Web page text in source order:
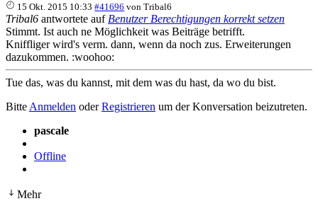
15 Okt. 2015 10:33 #41696 vonTribal6
Tribal6 antwortete auf Benutzer Berechtigungen korrekt setzen
Stimmt. Ist auch ne Möglichkeit was Beiträge betrifft.
Kniffliger wird's verm. dann, wenn da noch zus. Erweiterungen
dazukommen. :woohoo:
Tue das, was du kannst, mit dem was du hast, da wo du bist.
Bitte Anmelden oderRegistrieren um der Konversation beizutreten.
pascale
Offline
Mehr